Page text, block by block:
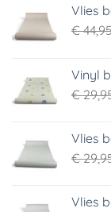
Vlies
€
Vinyl
€
Vlies
€
Vlies